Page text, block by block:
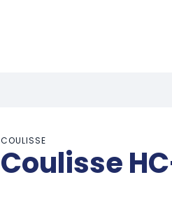
COULISSE
Coulisse